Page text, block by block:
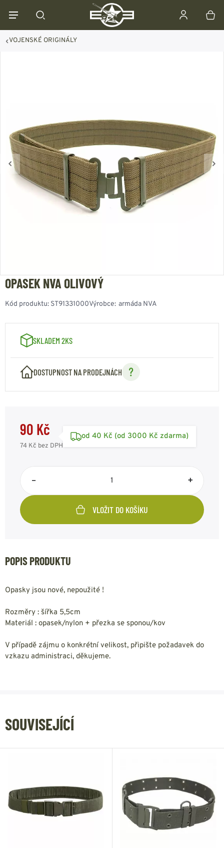
VOJENSKÉ ORIGINÁLY
OPASEK NVA OLIVOVÝ
Kód produktu: ST91331000Výrobce: armáda NVA
SKLADEM 2KS
DOSTUPNOST NA PRODEJNÁCH
90 Kč
74 Kč bez DPH
od 40 Kč (od 3000 Kč zdarma)
– +
VLOŽIT DO KOŠÍKU
POPIS PRODUKTU
Opasky jsou nové, nepoužité !
Rozměry : šířka 5,5cm
Materiál : opasek/nylon + přezka se sponou/kov
V případě zájmu o konkrétní velikost, připište požadavek do
vzkazu administraci, děkujeme.
SOUVISEJÍCÍ